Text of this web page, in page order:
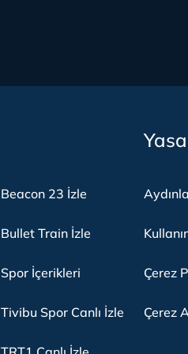
Beacon 23 İzle
Bullet Train İzle
Spor İçerikleri
Tivibu Spor Canlı İzle
Çerez
Çerez